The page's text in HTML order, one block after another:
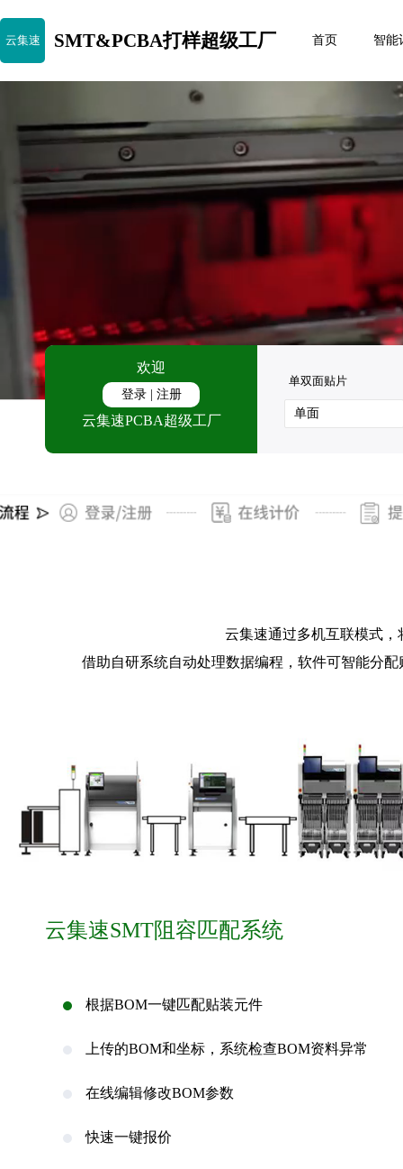
云集速 SMT&PCBA打样超级工厂 首页 智能
欢迎
登录 注册
云集速PCBA超级工厂
单双面贴片
云集速通过多机互联模式
借助自研系统自动处理数据编程，软件可智能分
云集速SMT阻容匹配系统
根据BOM一键匹配贴装元件
上传的BOM和坐标，系统检查BOM资料异常
在线编辑修改BOM参数
快速一键报价